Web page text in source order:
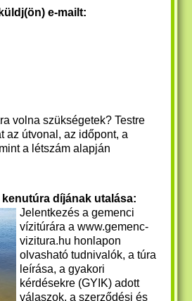
e-mailt:
volna szükségetek? Testre
az útvonal, az időpont, a
a létszám alapján
díjának utalása:
Jelentkezés a gemenci
vízitúrára a www.gemenc-
vizitura.hu honlapon
olvasható tudnivalók, a túra
leírása, a gyakori
kérdésekre (GYIK) adott
válaszok, a szerződési és